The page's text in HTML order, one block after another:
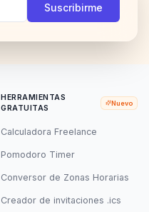
Suscribirme
HERRAMIENTAS
GRATUITAS
Nuevo
Calculadora Freelance
Pomodoro Timer
Conversor de Zonas Horarias
Creador de invitaciones .ics